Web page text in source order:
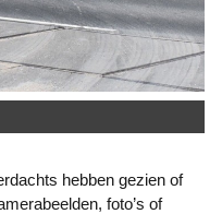
foto’s of